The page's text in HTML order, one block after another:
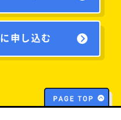
申し込む